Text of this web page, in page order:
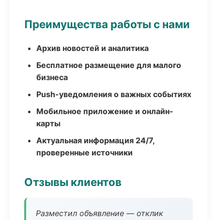
Преимущества работы с нами
Архив новостей и аналитика
Бесплатное размещение для малого
бизнеса
Push-уведомления о важных событиях
Мобильное приложение и онлайн-
карты
Актуальная информация 24/7,
проверенные источники
Отзывы клиентов
Разместил объявление — отклик